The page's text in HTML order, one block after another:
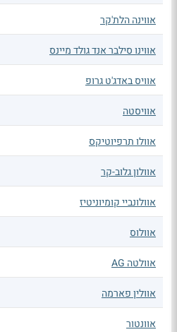
אווינה הלת'קר
אווינו סילבר אנד גולד מיינס
אוויס באדג'ט גרופ
אוויסטה
אוולו תרפיוטיקס
אוולון גלוב-קר
אוולונביי קומיוניטיז
אוולוס
אוולטה AG
אוולין פארמה
אוונטור